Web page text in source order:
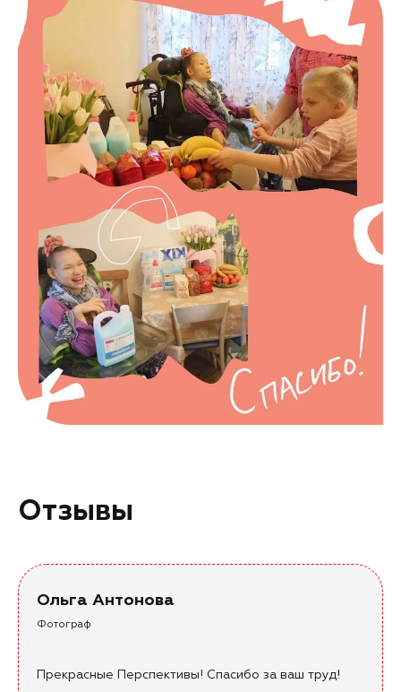
Отзывы
Ольга Антонова
Фотограф
Прекрасные Перспективы! Спасибо за ваш труд!